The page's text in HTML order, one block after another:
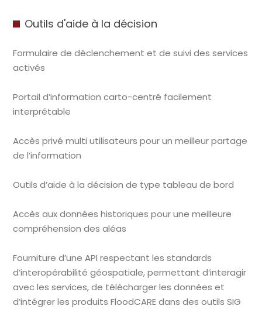
Outils d'aide à la décision
Formulaire de déclenchement et de suivi des services
activés
Portail d’information carto-centré facilement
interprétable
Accès privé multi utilisateurs pour un meilleur partage
de l’information
Outils d’aide à la décision de type tableau de bord
Accès aux données historiques pour une meilleure
compréhension des aléas
Fourniture d’une API respectant les standards
d’interopérabilité géospatiale, permettant d’interagir
avec les services, de télécharger les données et
d’intégrer les produits FloodCARE dans des outils SIG